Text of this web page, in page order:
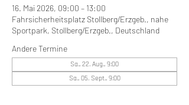
16. Mai 2026, 09:00 – 13:00
Fahrsicherheitsplatz Stollberg/Erzgeb., nahe
Sportpark, Stollberg/Erzgeb., Deutschland
Andere Termine
Sa., 22. Aug., 9:00
Sa., 05. Sept., 9:00